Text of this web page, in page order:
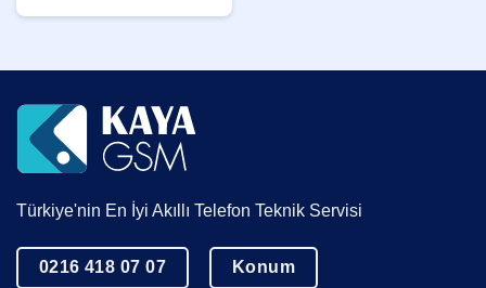
Türkiye'nin En İyi Akıllı Telefon Teknik Servisi
0216 418 07 07 Konum